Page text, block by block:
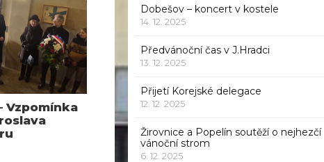
Vzpomínka
Dobešov – koncert v kostele
14. 12. 2025
Předvánoční čas v J.Hradci
13. 12. 2025
Přijetí Korejské delegace
12. 12. 2025
Žirovnice a Popelín soutěží o nejhezčí
vánoční strom
6. 12. 2025